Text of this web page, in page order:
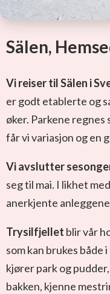
Sälen,
Vi reiser til Sälen i
er godt etablerte og
øker. Parkene regnes
får vi variasjon og en
Vi avslutter
seg til mai. I likhet
anerkjente
Trysilfjellet blir vår
som kan brukes
kjører park og
bakken, kjenne